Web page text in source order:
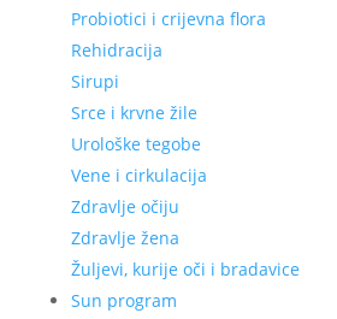
Probiotici i crijevna flora
Rehidracija
Sirupi
Srce i krvne žile
Urološke tegobe
Vene i cirkulacija
Zdravlje očiju
Zdravlje žena
Žuljevi, kurije oči i bradavice
Sun program